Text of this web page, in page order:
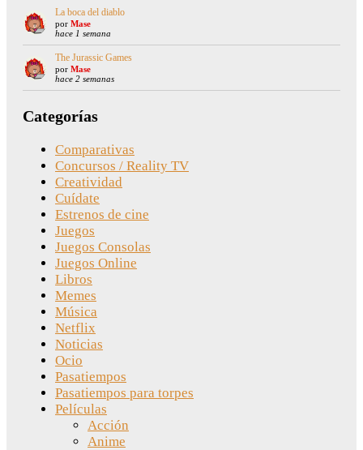
La boca del diablo
por Mase
hace 1 semana
The Jurassic Games
por Mase
hace 2 semanas
Categorías
Comparativas
Concursos / Reality TV
Creatividad
Cuídate
Estrenos de cine
Juegos
Juegos Consolas
Juegos Online
Libros
Memes
Música
Netflix
Noticias
Ocio
Pasatiempos
Pasatiempos para torpes
Películas
Acción
Anime